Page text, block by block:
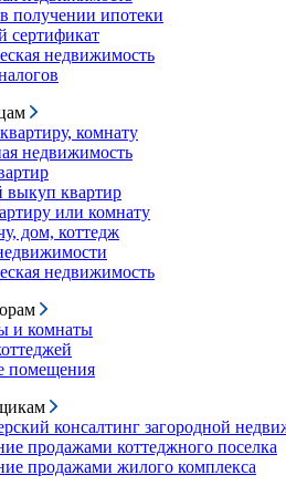
получении ипотеки
сертификат
недвижимость
комнату
недвижимость
квартир
или комнату
дом, коттедж
недвижимость
и комнаты
помещения
консалтинг загородной
продажами коттеджного поселка
продажами жилого комплекса